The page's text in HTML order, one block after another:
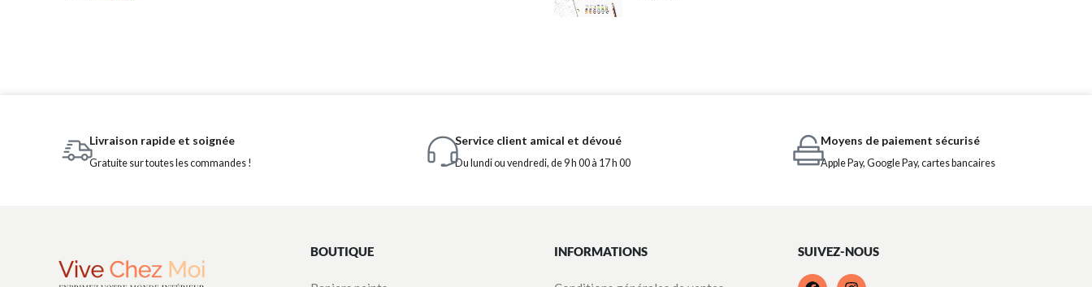
Livraison rapide et soignée
Gratuite sur toutes les commandes !
Service client amical et dévoué
Du lundi ou vendredi, de 9 h 00 à 17 h 00
Moyens de paiement sécurisé
Apple Pay, Google Pay, cartes bancaires
BOUTIQUE INFORMATIONS SUIVEZ-NOUS